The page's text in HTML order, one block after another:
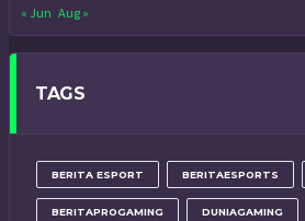
« Jun Aug »
TAGS
BERITA ESPORT BERITAESPORTS
BERITAPROGAMING DUNIAGAMING